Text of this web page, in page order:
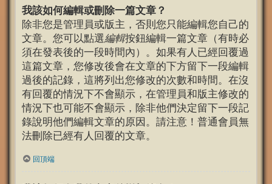
我該如何編輯或刪除一篇文章？
除非您是管理員或版主，否則您只能編輯您自己的
文章。您可以點選編輯按鈕編輯一篇文章（有時必
須在發表後的一段時間內）。如果有人已經回覆過
這篇文章，您修改後會在文章的下方留下一段編輯
過後的記錄，這將列出您修改的次數和時間。在沒
有回覆的情況下不會顯示，在管理員和版主修改的
情況下也可能不會顯示，除非他們決定留下一段記
錄說明他們編輯文章的原因。請注意！普通會員無
法刪除已經有人回覆的文章。
回頂端